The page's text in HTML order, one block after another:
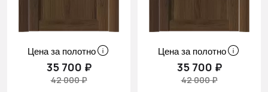
Цена за полотно
35 700 ₽
42 000 ₽
Цена за полотно
35 700 ₽
42 000 ₽